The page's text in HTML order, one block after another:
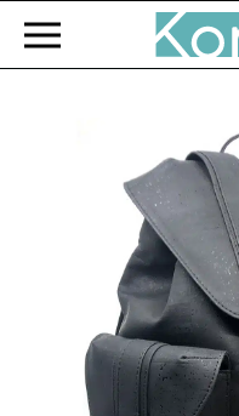
Zum Hauptinhalt springen